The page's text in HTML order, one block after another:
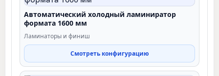
Автоматический холодный ламиниратор
формата 1600 мм
Ламинаторы и финиш
Смотреть конфигурацию